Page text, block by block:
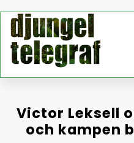
innehåll
Victor Leksell
och kampen